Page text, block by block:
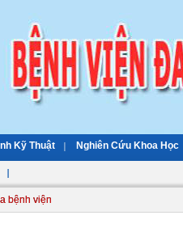
Kỹ Thuật Nghiên Cứu Khoa Học
bệnh viện